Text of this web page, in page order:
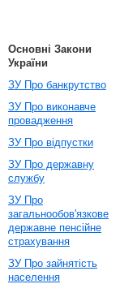
Основні Закони
України
ЗУ Про банкрутство
ЗУ Про виконавче
провадження
ЗУ Про відпустки
ЗУ Про державну
службу
ЗУ Про
загальнообов'язкове
державне пенсійне
страхування
ЗУ Про зайнятість
населення